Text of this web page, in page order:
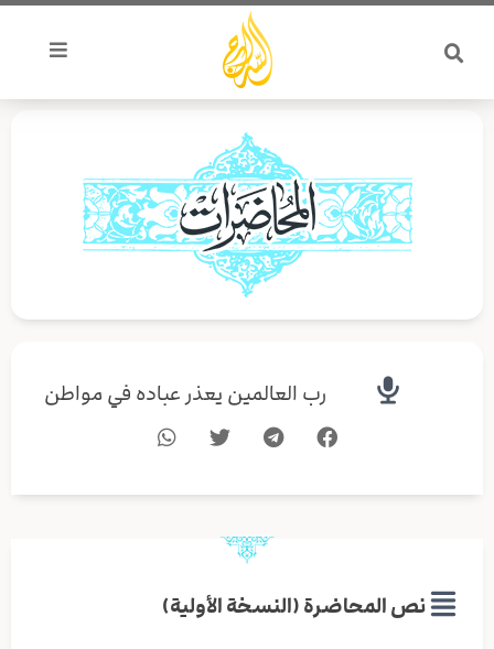
تخطي
المحتوى
رب العالمين يعذر عباده في مواطن
نص المحاضرة (النسخة الأولية)